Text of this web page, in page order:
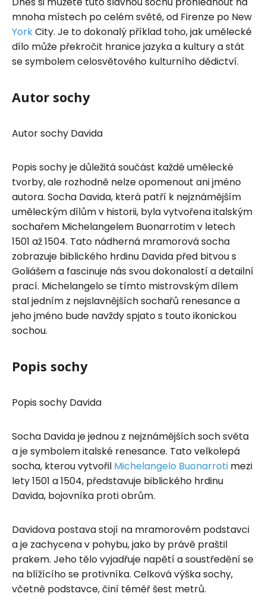
mnoha místech po celém světě, od Firenze po New
YorkCity. Je to dokonalý příklad toho, jak umělecké
dílo může překročit hranice jazyka a kultury a stát
se symbolem celosvětového kulturního dědictví.
Autor sochy
Autor sochy Davida
Popis sochy je důležitá součást každé umělecké
tvorby, ale rozhodně nelze opomenout ani jméno
autora. Socha Davida, která patří k nejznámějším
uměleckým dílům v historii, byla vytvořena italským
sochařem Michelangelem Buonarrotim v letech
1501 až 1504. Tato nádherná mramorová socha
zobrazuje biblického hrdinu Davida před bitvou s
Goliášem a fascinuje nás svou dokonalostí a detailní
prací. Michelangelo se tímto mistrovským dílem
stal jedním z nejslavnějších sochařů renesance a
jeho jméno bude navždy spjato s touto ikonickou
sochou.
Popis sochy
Popis sochy Davida
Socha Davida je jednou z nejznámějších soch světa
a je symbolem italské renesance. Tato velkolepá
socha, kterou vytvořil Michelangelo Buonarroti mezi
lety 1501 a 1504, představuje biblického hrdinu
Davida, bojovníka proti obrům.
Davidova postava stojí na mramorovém podstavci
a je zachycena v pohybu, jako by právě praštil
prakem. Jeho tělo vyjadřuje napětí a soustředění se
na blížícího se protivníka. Celková výška sochy,
včetně podstavce, činí téměř šest metrů.